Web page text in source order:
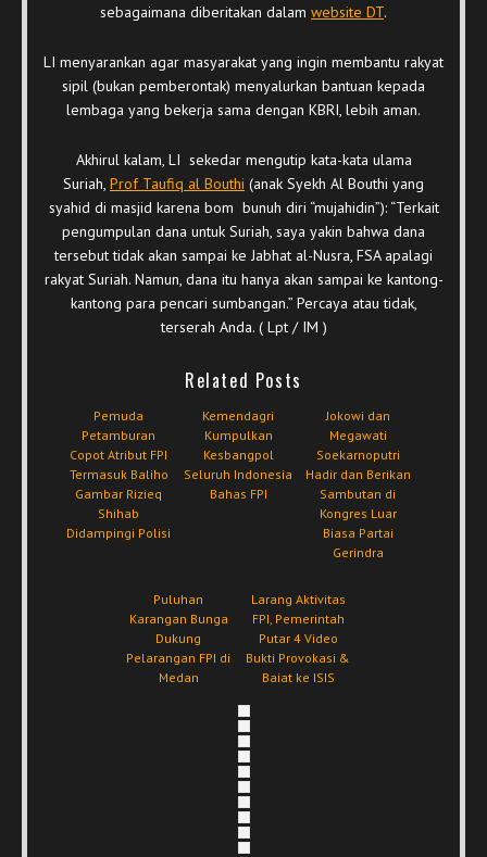
sebagaimana diberitakan dalam website DT.
LI menyarankan agar masyarakat yang ingin membantu rakyat
sipil (bukan pemberontak) menyalurkan bantuan kepada
lembaga yang bekerja sama dengan KBRI, lebih aman.
Akhirul kalam, LI sekedar mengutip kata-kata ulama
Suriah, Prof Taufiq al Bouthi (anak Syekh Al Bouthi yang
syahid di masjid karena bom bunuh diri “mujahidin”): “Terkait
pengumpulan dana untuk Suriah, saya yakin bahwa dana
tersebut tidak akan sampai ke Jabhat al-Nusra, FSA apalagi
rakyat Suriah. Namun, dana itu hanya akan sampai ke kantong-
kantong para pencari sumbangan.” Percaya atau tidak,
terserah Anda. ( Lpt / IM )
Related Posts
Pemuda
Petamburan
Copot Atribut FPI
Termasuk Baliho
Gambar Rizieq
Shihab
Didampingi Polisi
Kemendagri
Kumpulkan
Kesbangpol
Seluruh Indonesia
Bahas FPI
Jokowi dan
Megawati
Soekarnoputri
Hadir dan Berikan
Sambutan di
Kongres Luar
Biasa Partai
Gerindra
Puluhan
Karangan Bunga
Dukung
Pelarangan FPI di
Medan
Larang Aktivitas
FPI, Pemerintah
Putar 4 Video
Bukti Provokasi &
Baiat ke ISIS